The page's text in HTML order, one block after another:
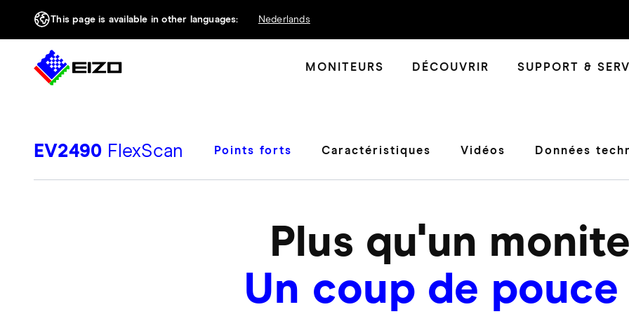
This page is available in other languages: Nederlands
MONITEURS DÉCOUVRIR SUPPORT &
EV2490 FlexScan Points forts Caractéristiques Vidéos Données
Plus qu'un
Un coup de pouce